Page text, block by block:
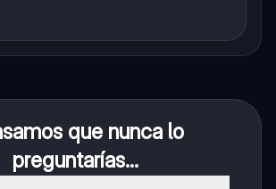
que nunca lo
preguntarías...